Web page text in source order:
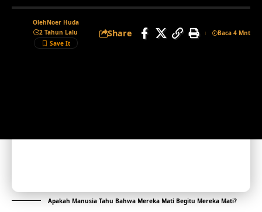
OlehNoer Huda
2 Tahun Lalu
Share Baca 4 Mnt
Apakah Manusia Tahu Bahwa Mereka Mati Begitu Mereka Mati?